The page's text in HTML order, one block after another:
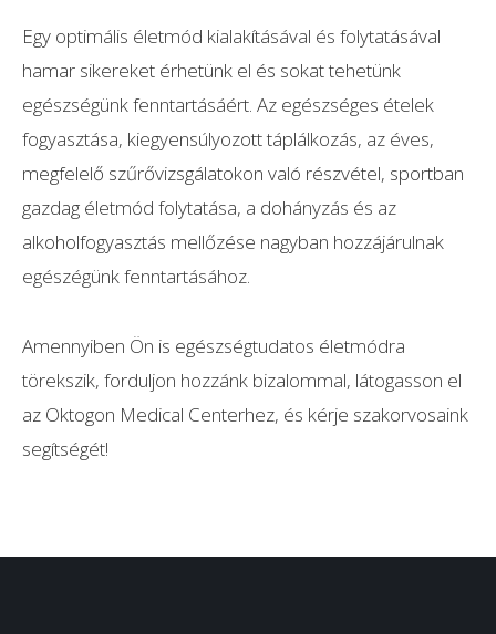
Egy optimális életmód kialakításával és folytatásával
hamar sikereket érhetünk el és sokat tehetünk
egészségünk fenntartásáért. Az egészséges ételek
fogyasztása, kiegyensúlyozott táplálkozás, az éves,
megfelelő szűrővizsgálatokon való részvétel, sportban
gazdag életmód folytatása, a dohányzás és az
alkoholfogyasztás mellőzése nagyban hozzájárulnak
egészégünk fenntartásához.
Amennyiben Ön is egészségtudatos életmódra
törekszik, forduljon hozzánk bizalommal, látogasson el
az Oktogon Medical Centerhez, és kérje szakorvosaink
segítségét!